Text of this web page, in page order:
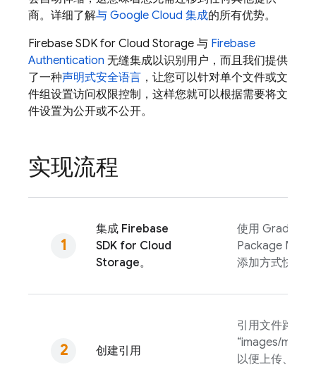
商。详细了解与 Google Cloud 集成的所有优势。
Firebase SDK for Cloud Storage 与 Firebase
Authentication 无缝集成以识别用户，而且我们提供
了一种声明式安全语言 ，让您可以针对单个文件或文
件组设置访问权限控制，这样您就可以根据需要将文
件设置为公开或不公开。
实现流程
集成 Firebase
SDK for Cloud
Storage。
使用 Gradle、
Package
添加方式快速
创建引用
引用文件路径
“images/
以便上传、下